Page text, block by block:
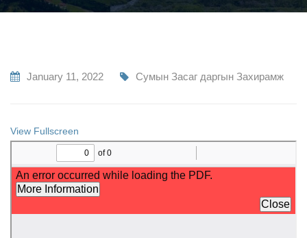
January 11, 2022 Сумын Засаг даргын Захирамж
View Fullscreen